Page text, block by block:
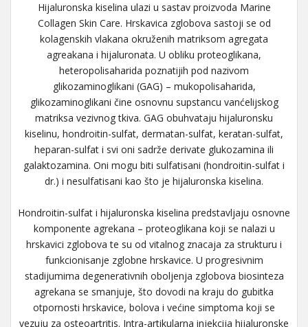
Hijaluronska kiselina ulazi u sastav proizvoda Marine
Collagen Skin Care. Hrskavica zglobova sastoji se od
kolagenskih vlakana okruženih matriksom agregata
agreakana i hijaluronata. U obliku proteoglikana,
heteropolisaharida poznatijih pod nazivom
glikozaminoglikani (GAG) – mukopolisaharida,
glikozaminoglikani čine osnovnu supstancu vanćelijskog
matriksa vezivnog tkiva. GAG obuhvataju hijaluronsku
kiselinu, hondroitin-sulfat, dermatan-sulfat, keratan-sulfat,
heparan-sulfat i svi oni sadrže derivate glukozamina ili
galaktozamina. Oni mogu biti sulfatisani (hondroitin-sulfat i
dr.) i nesulfatisani kao što je hijaluronska kiselina.
Hondroitin-sulfat i hijaluronska kiselina predstavljaju osnovne
komponente agrekana – proteoglikana koji se nalazi u
hrskavici zglobova te su od vitalnog znacaja za strukturu i
funkcionisanje zglobne hrskavice. U progresivnim
stadijumima degenerativnih oboljenja zglobova biosinteza
agrekana se smanjuje, što dovodi na kraju do gubitka
otpornosti hrskavice, bolova i većine simptoma koji se
vezuju za osteoartritis. Intra-artikularna injekcija hijaluronske